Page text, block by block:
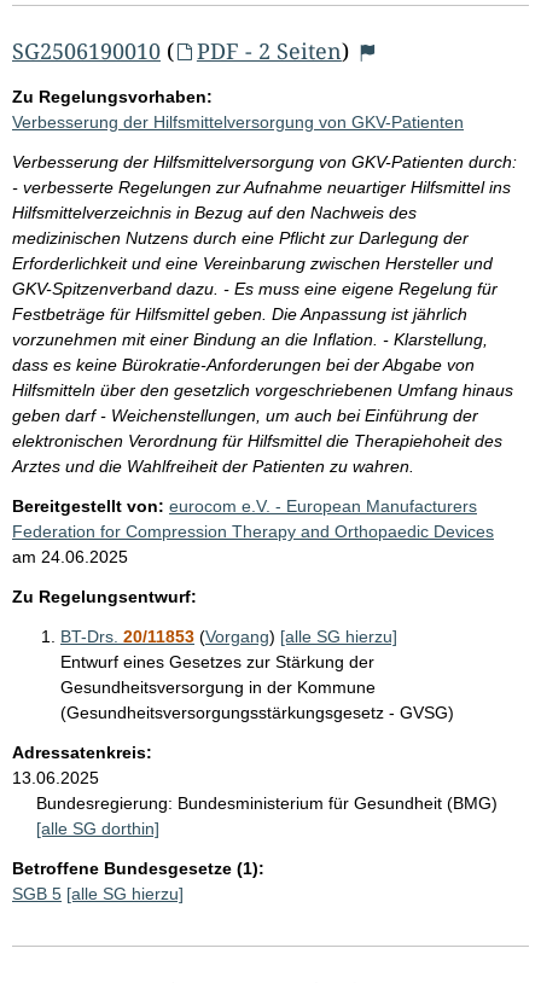
SG2506190010 ( PDF - 2 Seiten)
Zu Regelungsvorhaben:
Verbesserung der Hilfsmittelversorgung von GKV-Patienten
Verbesserung der Hilfsmittelversorgung von GKV-Patienten durch:
- verbesserte Regelungen zur Aufnahme neuartiger Hilfsmittel ins
Hilfsmittelverzeichnis in Bezug auf den Nachweis des
medizinischen Nutzens durch eine Pflicht zur Darlegung der
Erforderlichkeit und eine Vereinbarung zwischen Hersteller und
GKV-Spitzenverband dazu. - Es muss eine eigene Regelung für
Festbeträge für Hilfsmittel geben. Die Anpassung ist jährlich
vorzunehmen mit einer Bindung an die Inflation. - Klarstellung,
dass es keine Bürokratie-Anforderungen bei der Abgabe von
Hilfsmitteln über den gesetzlich vorgeschriebenen Umfang hinaus
geben darf - Weichenstellungen, um auch bei Einführung der
elektronischen Verordnung für Hilfsmittel die Therapiehoheit des
Arztes und die Wahlfreiheit der Patienten zu wahren.
Bereitgestellt von: eurocom e.V. - European Manufacturers
Federation for Compression Therapy and Orthopaedic Devices
am 24.06.2025
Zu Regelungsentwurf:
BT-Drs. 20/11853 (Vorgang) [alle SG hierzu]
Entwurf eines Gesetzes zur Stärkung der
Gesundheitsversorgung in der Kommune
(Gesundheitsversorgungsstärkungsgesetz - GVSG)
Adressatenkreis:
13.06.2025
Bundesregierung: Bundesministerium für Gesundheit (BMG)
[alle SG dorthin]
Betroffene Bundesgesetze (1):
SGB 5 [alle SG hierzu]